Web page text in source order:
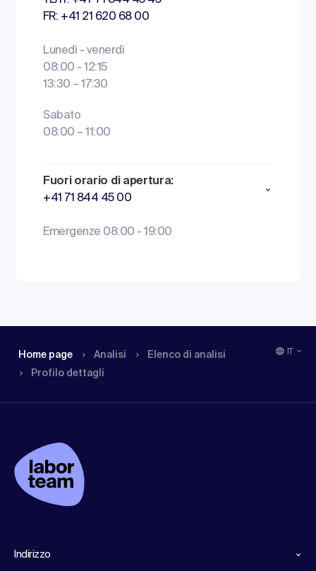
FR: +41 21 620 68 00
Lunedì - venerdì
08:00 - 12:15
13:30 – 17:30
Sabato
08:00 – 11:00
Fuori orario di apertura:
+41 71 844 45 00
Emergenze 08:00 - 19:00
Home page Analisi
Elenco di analisi
Profilo dettagli
Indirizzo